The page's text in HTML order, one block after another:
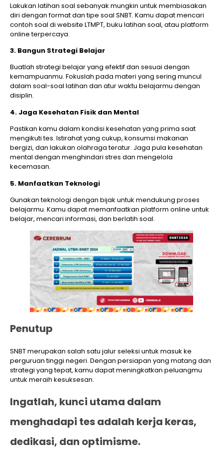
Lakukan latihan soal sebanyak mungkin untuk membiasakan
diri dengan format dan tipe soal SNBT. Kamu dapat mencari
contoh soal di website LTMPT, buku latihan soal, atau platform
online terpercaya.
3. Bangun Strategi Belajar
Buatlah strategi belajar yang efektif dan sesuai dengan
kemampuanmu. Fokuslah pada materi yang sering muncul
dalam soal-soal latihan dan atur waktu belajarmu dengan
disiplin.
4. Jaga Kesehatan Fisik dan Mental
Pastikan kamu dalam kondisi kesehatan yang prima saat
mengikuti tes. Istirahat yang cukup, konsumsi makanan
bergizi, dan lakukan olahraga teratur. Jaga pula kesehatan
mental dengan menghindari stres dan mengelola
kecemasan.
5. Manfaatkan Teknologi
Gunakan teknologi dengan bijak untuk mendukung proses
belajarmu. Kamu dapat memanfaatkan platform online untuk
belajar, mencari informasi, dan berlatih soal.
Penutup
SNBT merupakan salah satu jalur seleksi untuk masuk ke
perguruan tinggi negeri. Dengan persiapan yang matang dan
strategi yang tepat, kamu dapat meningkatkan peluangmu
untuk meraih kesuksesan.
Ingatlah, kunci utama dalam
menghadapi tes adalah kerja keras,
dedikasi, dan optimisme.